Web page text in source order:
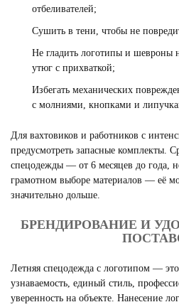
отбеливателей;
Сушить в тени, чтобы не
Не гладить логотипы и шевроны
утюг с прихваткой;
Избегать механических
с молниями, кнопками и
Для вахтовиков и работников с
предусмотреть запасные комплекты.
спецодежды — от 6 месяцев до года,
грамотном выборе материалов — её
значительно дольше.
БРЕНДИРОВАНИЕ И
Летняя спецодежда с логотипом —
узнаваемость, единый стиль,
уверенность на объекте. Нанесение